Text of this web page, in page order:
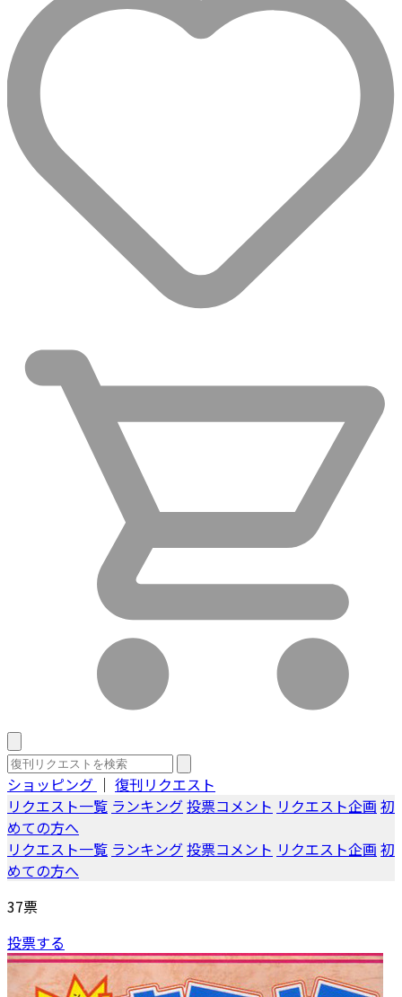
ショッピング ｜ 復刊リクエスト
リクエスト一覧 ランキング投票コメント リクエスト企画 初
めての方へ
リクエスト一覧 ランキング投票コメント リクエスト企画 初
めての方へ
37票
投票する